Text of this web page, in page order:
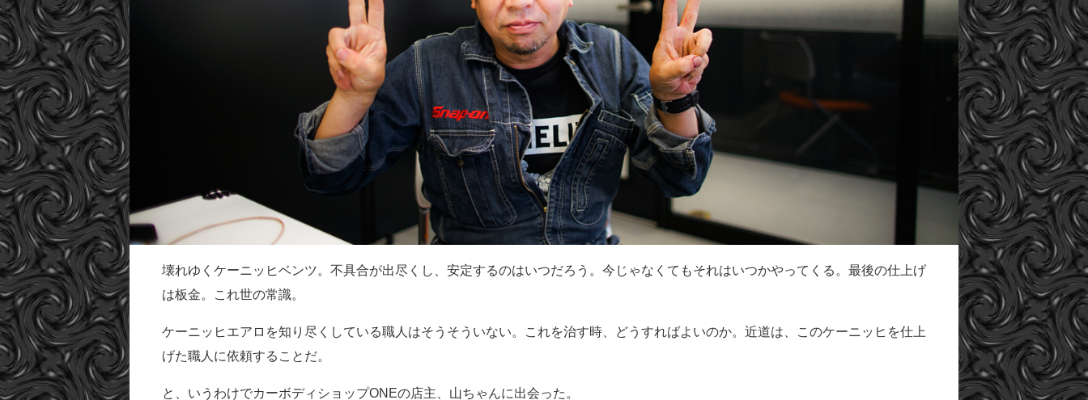
壊れゆくケーニッヒベンツ。不具合が出尽くし、安定するのはいつだろう。今じゃなくてもそれはいつかやってくる。最後の仕上げ
は板金。これ世の常識。
ケーニッヒエアロを知り尽くしている職人はそうそういない。これを治す時、どうすればよいのか。近道は、このケーニッヒを仕上
げた職人に依頼することだ。
と、いうわけでカーボディショップONEの店主、山ちゃんに出会った。